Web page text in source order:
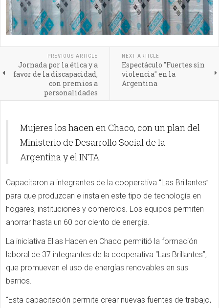
PREVIOUS ARTICLE
Jornada por la ética y a
favor de la discapacidad,
con premios a
personalidades
NEXT ARTICLE
Espectáculo "Fuertes sin
violencia" en la
Argentina
Mujeres los hacen en Chaco, con un plan del
Ministerio de Desarrollo Social de la
Argentina y el INTA.
Capacitaron a integrantes de la cooperativa “Las Brillantes”
para que produzcan e instalen este tipo de tecnología en
hogares, instituciones y comercios. Los equipos permiten
ahorrar hasta un 60 por ciento de energía.
La iniciativa Ellas Hacen en Chaco permitió la formación
laboral de 37 integrantes de la cooperativa “Las Brillantes”,
que promueven el uso de energías renovables en sus
barrios.
“Esta capacitación permite crear nuevas fuentes de trabajo,